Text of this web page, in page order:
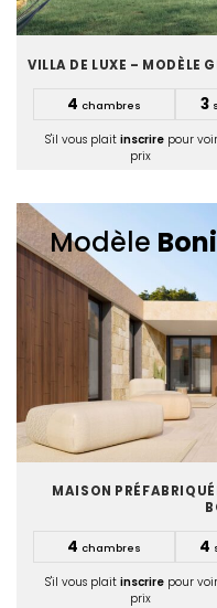
VILLA DE LUXE – MODÈLE
4 chambres 3
S'il vous plait inscrirepour
prix
Modèle
MAISON
4 chambres 4
S'il vous plait inscrirepour
prix